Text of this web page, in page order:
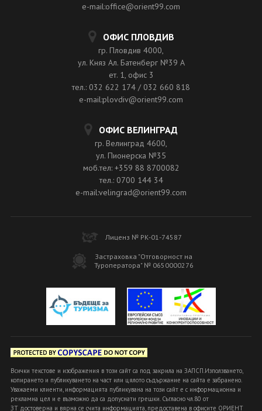
e-mail:office@orient99.com
ОФИС ПЛОВДИВ
гр. Пловдив 4000,
ул. Княз Ал. Батенберг №39 A
ет. 1, офис 3
тел.: 032 622 174 / 032 660 818
e-mail:plovdiv@orient99.com
ОФИС ВЕЛИНГРАД
гр. Велинград 4600,
ул. Пионерска №35
моб.тел: +359 88 8700082
тел.: 0700 144 34
e-mail:velingrad@orient99.com
Лиценз № РК-01-74587
Застраховка "Отговорност на
Туроператора" № 0650000276
Всички текстове и изображения в този сайт са под закрила на ЗАПСП.Използването,
копирането и публикуването на част или цялото съдържание на сайта е забранено.
Уважаеми клиенти, информацията публикувана на този сайт е с информационна и
рекламна цел и е възможно да са допуснати грешки. Съгласно чл.80 от
ЗТ достоверна и вярна се счита информацията, предоставена в офисите ОРИЕНТ